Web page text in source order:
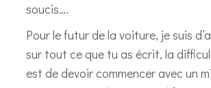
soucis….
Pour le futur de la voiture, je suis
sur tout ce que tu as écrit, la
est de devoir commencer avec un